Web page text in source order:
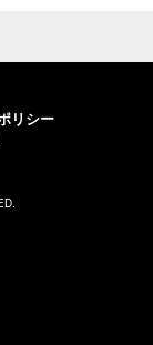
リシー